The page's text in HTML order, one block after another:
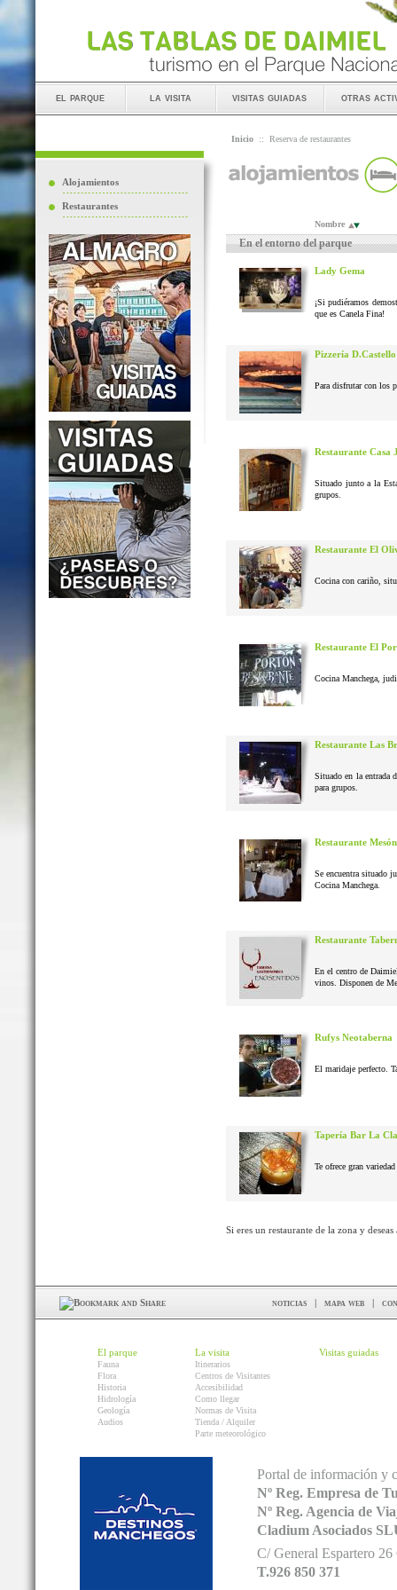
el parque la visita visitas guiadas otras
Alojamientos
Restaurantes
Inicio :: Reserva de restaurantes
Nombre
En el entorno del parque
Lady Gema
¡Si pudiéramos
que es Canela Fina!
Pizzería D.Castello
Para disfrutar con los
Restaurante Casa
Situado junto a la
grupos.
Restaurante El
Cocina con cariño,
Restaurante El
Cocina Manchega,
Restaurante Las
Situado en la entrada
para grupos.
Restaurante
Se encuentra situado
Cocina Manchega.
Restaurante
En el centro de
vinos. Disponen de
Rufys Neotaberna
El maridaje perfecto.
Tapería Bar La
Te ofrece gran
Si eres un restaurante de la zona y
noticias | mapa web |
El parque
Fauna
Flora
Historia
Hidrología
Geología
Audios
La visita
Itinerarios
Centros de Visitantes
Accesibilidad
Como llegar
Normas de Visita
Tienda / Alquiler
Parte meteorológico
Visitas guiadas
Portal de información y
Nº Reg. Empresa de
Nº Reg. Agencia de
Cladium Asociados
C/ General Espartero
T.926 850 371